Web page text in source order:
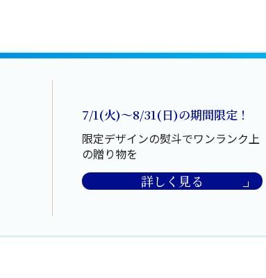
7/1(火)～8/31(日)の期間限定！
限定デザインの熨斗でワンランク上
の贈り物を
詳しく見る